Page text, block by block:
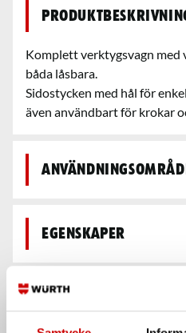
Komplett verktygsvagn med
båda låsbara.
Sidostycken med hål för
även användbart för krokar
Egenskaper
Leveransutförande